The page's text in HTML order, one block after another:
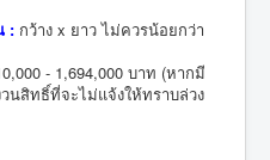
: กว้าง x ยาว ไม่ควรน้อยกว่า
- 1,694,000 บาท (หากมี
นสิทธิ์ที่จะไม่แจ้งให้ทราบล่วง